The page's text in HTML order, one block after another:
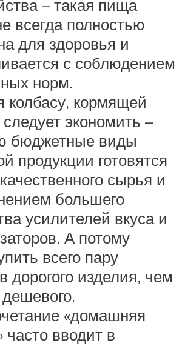
– такая пища
всегда полностью
для здоровья и
с соблюдением
норм.
колбасу, кормящей
экономить –
бюджетные виды
продукции готовятся
сырья и
большего
усилителей вкуса и
А потому
всего пару
дорогого изделия, чем
«домашняя
часто вводит в